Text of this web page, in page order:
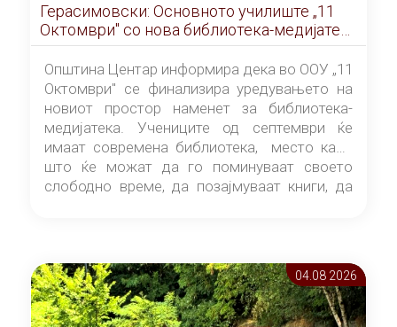
Герасимовски: Основното училиште „11
Октомври" со нова библиотека-медијатека
од септември
Општина Центар информира дека во ООУ „11
Октомври" се финализира уредувањето на
новиот простор наменет за библиотека-
медијатека. Учениците од септември ќе
имаат современа библиотека, место каде
што ќе можат да го поминуваат своето
слободно време, да позајмуваат книги, да
04.08 2026